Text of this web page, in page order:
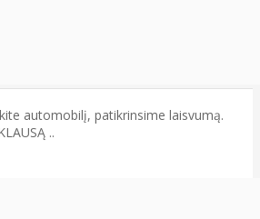
automobilį, patikrinsime laisvumą.
..